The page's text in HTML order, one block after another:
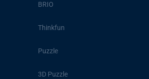
BRIO
Thinkfun
Puzzle
3D Puzzle